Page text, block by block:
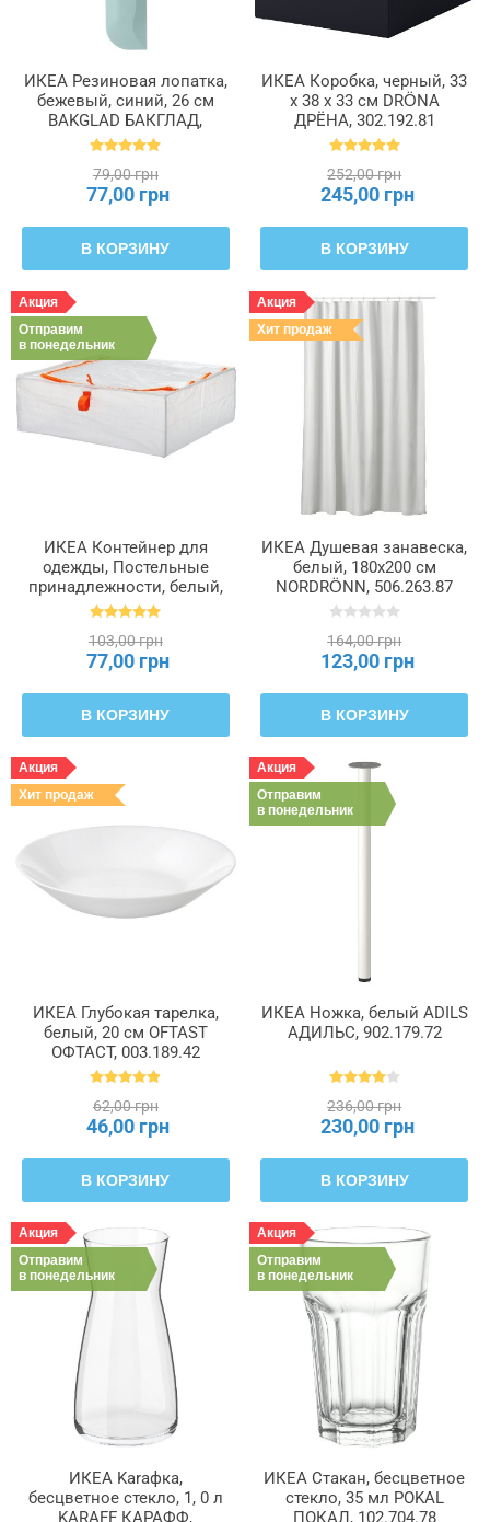
ИКЕА Резиновая лопатка,
бежевый, синий, 26 см
BAKGLAD БАКГЛАД,
204.855.48
79,00 грн
77,00 грн
В КОРЗИНУ
ИКЕА Коробка, черный, 33
x 38 x 33 см DRÖNA
ДРЁНА, 302.192.81
252,00 грн
245,00 грн
В КОРЗИНУ
Акция
Отправим
в понедельник
ИКЕА Контейнер для
одежды, Постельные
принадлежности, белый,
55 x 49 x 19 см PÄRKLA
103,00 грн
77,00 грн
В КОРЗИНУ
Акция
Хит продаж
ИКЕА Душевая занавеска,
белый, 180x200 см
NORDRÖNN, 506.263.87
164,00 грн
123,00 грн
В КОРЗИНУ
Акция
Хит продаж
ИКЕА Глубокая тарелка,
белый, 20 см OFTAST
ОФТАСТ, 003.189.42
62,00 грн
46,00 грн
В КОРЗИНУ
Акция
Отправим
в понедельник
ИКЕА Ножка, белый ADILS
АДИЛЬС, 902.179.72
236,00 грн
230,00 грн
В КОРЗИНУ
Акция
Отправим
в понедельник
ИКЕА Karaфка,
бесцветное стекло, 1, 0 л
KARAFF КАРАФФ,
Акция
Отправим
в понедельник
ИКЕА Стакан, бесцветное
стекло, 35 мл POKAL
ПОКАЛ, 102.704.78